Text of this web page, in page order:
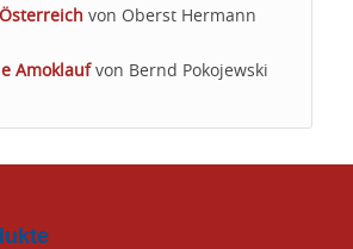
von Oberst Hermann
Amoklauf von Bernd Pokojewski